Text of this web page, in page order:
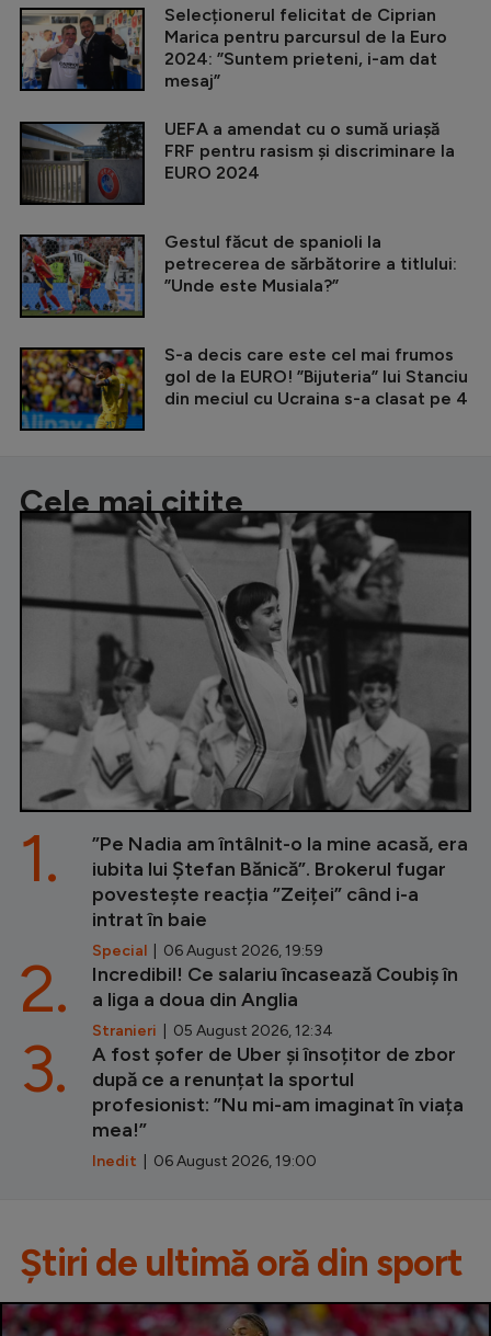
Selecționerul felicitat de Ciprian
Marica pentru parcursul de la Euro
2024: ”Suntem prieteni, i-am dat
mesaj”
UEFA a amendat cu o sumă uriașă
FRF pentru rasism și discriminare la
EURO 2024
Gestul făcut de spanioli la
petrecerea de sărbătorire a titlului:
”Unde este Musiala?”
S-a decis care este cel mai frumos
gol de la EURO! ”Bijuteria” lui Stanciu
din meciul cu Ucraina s-a clasat pe 4
Cele mai citite
”Pe Nadia am întâlnit-o la mine acasă, era
iubita lui Ștefan Bănică”. Brokerul fugar
povestește reacția ”Zeiței” când i-a
intrat în baie
Special | 06 August 2026, 19:59
1.
Incredibil! Ce salariu încasează Coubiș în
a liga a doua din Anglia
Stranieri | 05 August 2026, 12:34
2.
A fost șofer de Uber și însoțitor de zbor
după ce a renunțat la sportul
profesionist: ”Nu mi-am imaginat în viața
mea!”
Inedit | 06 August 2026, 19:00
3.
Știri de ultimă oră din sport